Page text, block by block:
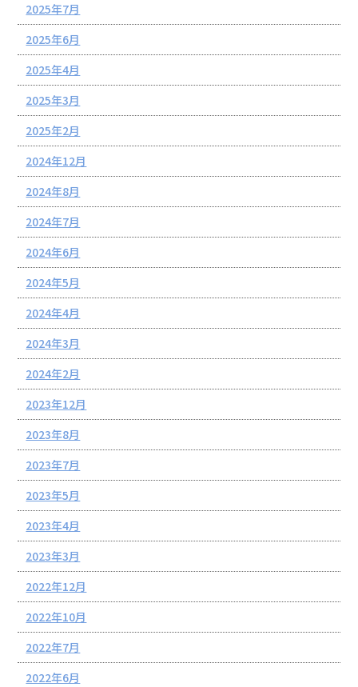
2025年7月
2025年6月
2025年4月
2025年3月
2025年2月
2024年12月
2024年8月
2024年7月
2024年6月
2024年5月
2024年4月
2024年3月
2024年2月
2023年12月
2023年8月
2023年7月
2023年5月
2023年4月
2023年3月
2022年12月
2022年10月
2022年7月
2022年6月